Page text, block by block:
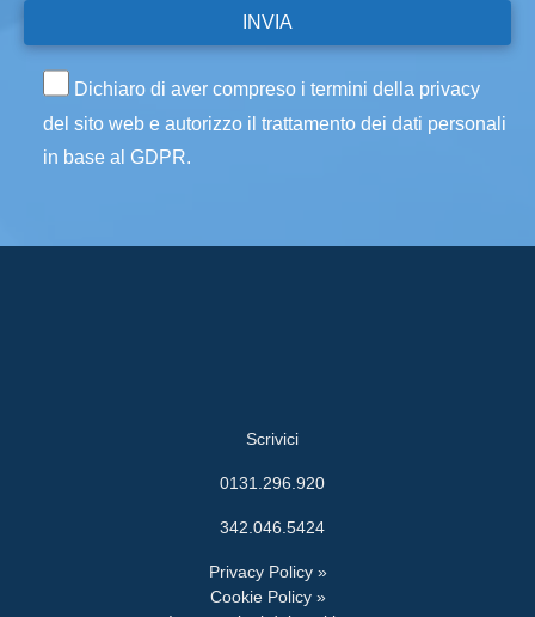
Dichiaro di aver compreso i termini della privacy
del sito web e autorizzo il trattamento dei dati personali
in base al GDPR.
Scrivici
0131.296.920
342.046.5424
Privacy Policy »
Cookie Policy »